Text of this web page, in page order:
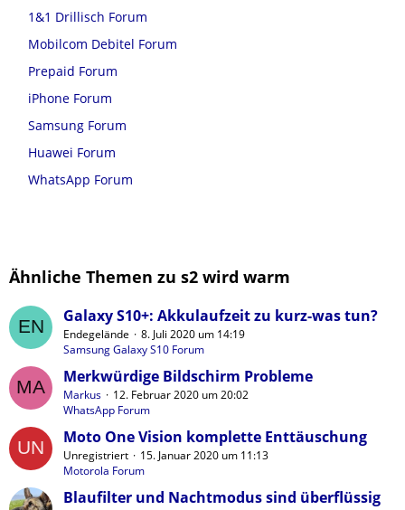
1&1 Drillisch Forum
Mobilcom Debitel Forum
Prepaid Forum
iPhone Forum
Samsung Forum
Huawei Forum
WhatsApp Forum
Ähnliche Themen zu s2 wird warm
Galaxy S10+: Akkulaufzeit zu kurz-was tun?
Endegelände
8. Juli 2020 um 14:19
Samsung Galaxy S10 Forum
Merkwürdige Bildschirm Probleme
Markus
12. Februar 2020 um 20:02
WhatsApp Forum
Moto One Vision komplette Enttäuschung
Unregistriert
15. Januar 2020 um 11:13
Motorola Forum
Blaufilter und Nachtmodus sind überflüssig